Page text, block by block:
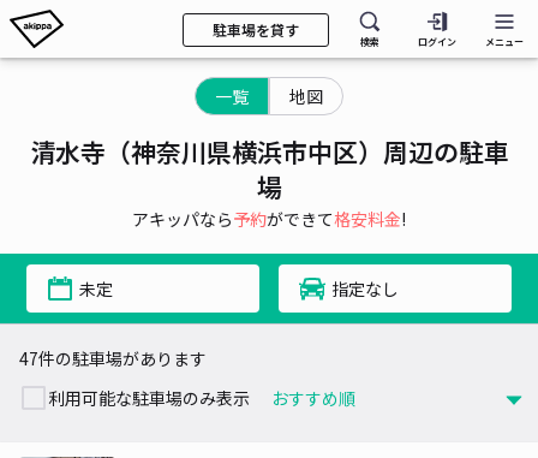
駐車場を貸す
検索 ログイン メニュー
一覧 地図
清水寺（神奈川県横浜市中区）周辺の駐車
場
アキッパなら予約ができて格安料金!
未定 指定なし
47件の駐車場があります
利用可能な駐車場のみ表示